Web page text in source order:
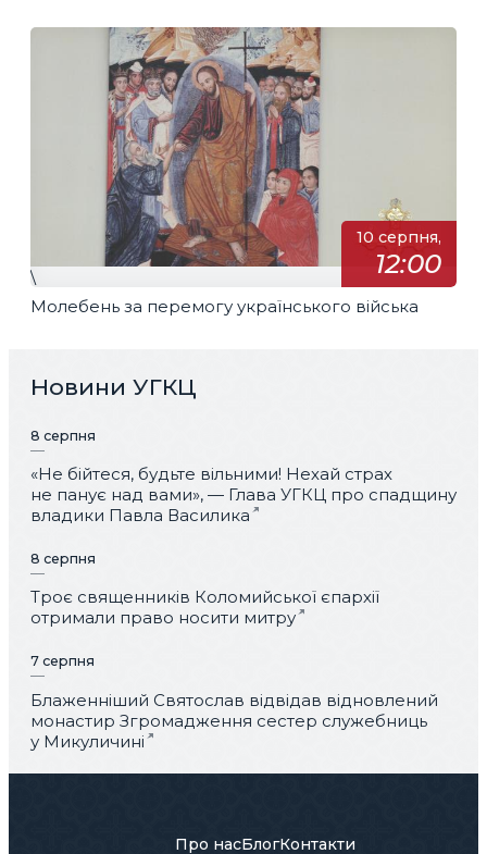
10 серпня,
12:00
\
Молебень за перемогу українського війська
Новини УГКЦ
8 серпня
«Не бійтеся, будьте вільними! Нехай страх
не панує над вами», — Глава УГКЦ про спадщину
владики Павла Василика
8 серпня
Троє священників Коломийської єпархії
отримали право носити митру
7 серпня
Блаженніший Святослав відвідав відновлений
монастир Згромадження сестер служебниць
у Микуличині
Про насБлогКонтакти